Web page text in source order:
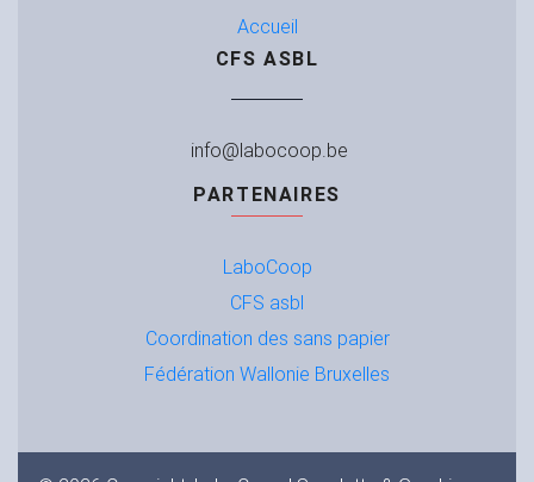
Accueil
CFS ASBL
info@labocoop.be
PARTENAIRES
LaboCoop
CFS asbl
Coordination des sans papier
Fédération Wallonie Bruxelles